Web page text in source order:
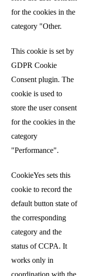
for the cookies in the
category "Other.
This cookie is set by
GDPR Cookie
Consent plugin. The
cookie is used to
store the user consent
for the cookies in the
category
"Performance".
CookieYes sets this
cookie to record the
default button state of
the corresponding
category and the
status of CCPA. It
works only in
coordination with the